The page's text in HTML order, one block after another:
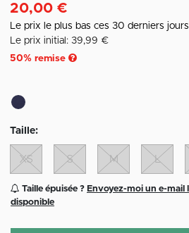
20,00 €
Le prix le plus bas ces 30 derniers
Le prix initial: 39,99 €
50% remise
Taille:
XS S M L
Taille épuisée ? Envoyez-moi un e-mail
disponible